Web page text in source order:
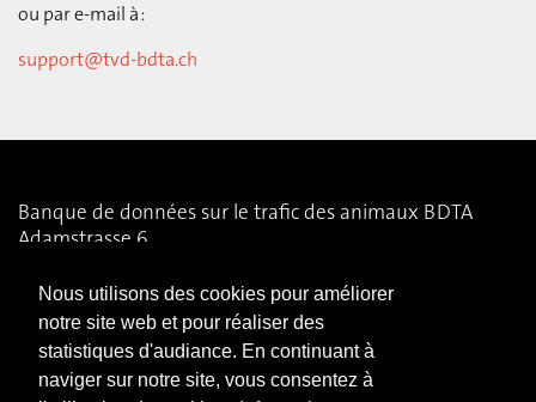
Nous utilisons des cookies pour améliorer
notre site web et pour réaliser des
statistiques d'audiance. En continuant à
naviger sur notre site, vous consentez à
ou par e-mail à :
support@tvd-bdta.ch
Banque de données sur le trafic des animaux BDTA
Adamstrasse 6
0800 555 600
support@tvd-bdta.ch